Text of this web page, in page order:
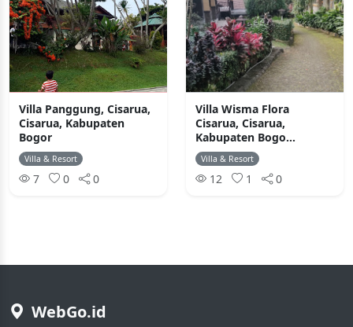
Villa Panggung, Cisarua,
Cisarua, Kabupaten
Bogor
Villa & Resort
7 0 0
Villa Wisma Flora
Cisarua, Cisarua,
Kabupaten Bogo...
Villa & Resort
12 1 0
WebGo.id